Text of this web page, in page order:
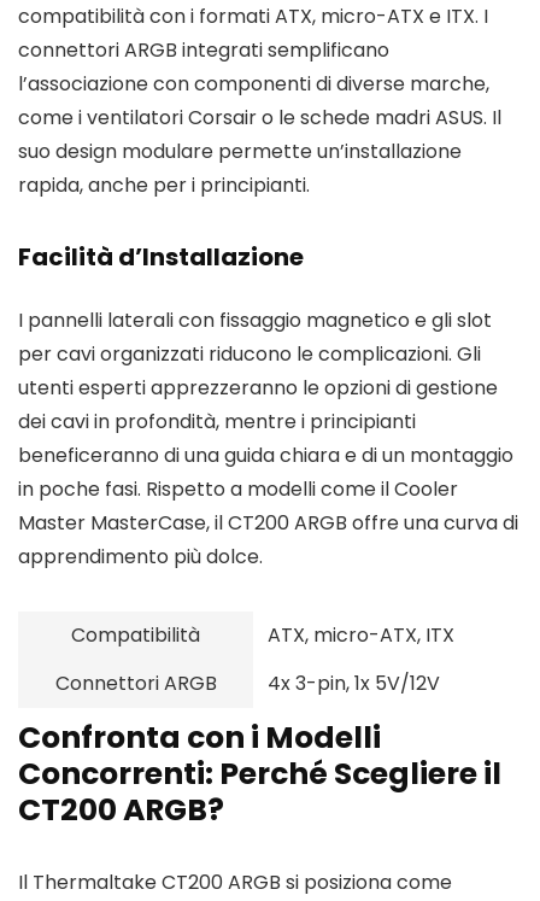
compatibilità con i formati ATX, micro-ATX e ITX. I
connettori ARGB integrati semplificano
l’associazione con componenti di diverse marche,
come i ventilatori Corsair o le schede madri ASUS. Il
suo design modulare permette un’installazione
rapida, anche per i principianti.
Facilità d’Installazione
I pannelli laterali con fissaggio magnetico e gli slot
per cavi organizzati riducono le complicazioni. Gli
utenti esperti apprezzeranno le opzioni di gestione
dei cavi in profondità, mentre i principianti
beneficeranno di una guida chiara e di un montaggio
in poche fasi. Rispetto a modelli come il Cooler
Master MasterCase, il CT200 ARGB offre una curva di
apprendimento più dolce.
Compatibilità
ATX, micro-ATX, ITX
Connettori ARGB
4x 3-pin, 1x 5V/12V
Confronta con i Modelli
Concorrenti: Perché Scegliere il
CT200 ARGB?
Il Thermaltake CT200 ARGB si posiziona come